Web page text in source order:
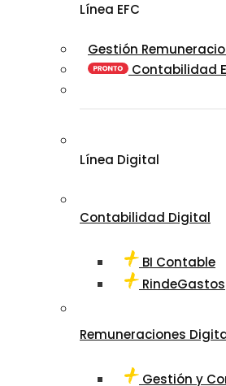
Línea EFC
Gestión
Contabilidad
Línea Digital
Contabilidad Digital
BI Contable
RindeGastos
Remuneraciones
Gestión y